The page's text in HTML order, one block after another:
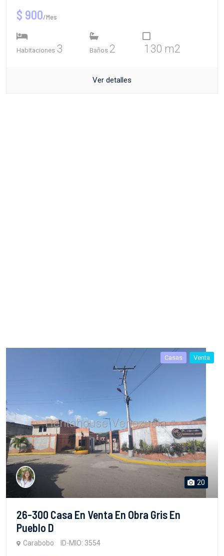
$ 900/Mes
Habitaciones 3 Baños 2 130 m2
Ver detalles
Casas Venta
20
26-300 Casa En Venta En Obra Gris En
Pueblo D
Carabobo ID-MIO: 3554